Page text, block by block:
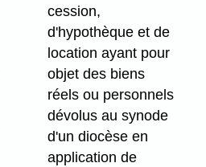
cession,
d'hypothèque et de
location ayant pour
objet des biens
réels ou personnels
dévolus au synode
d'un diocèse en
application de